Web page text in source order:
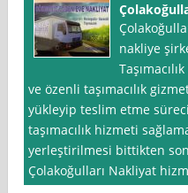
nakliye
ve özenli taşımacılık
yükleyip teslim etme
taşımacılık hizmeti
yerleştirilmesi bittikten
Çolakoğulları Nakliyat